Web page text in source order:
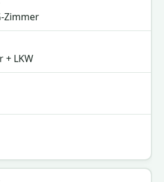
Zimmer
+ LKW